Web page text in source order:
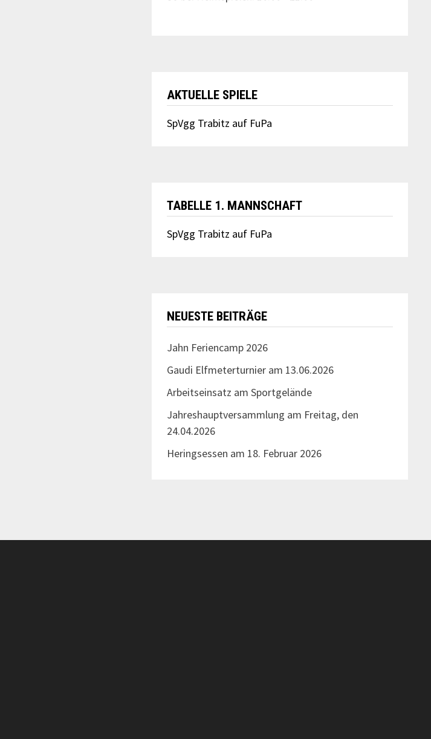
AKTUELLE SPIELE
SpVgg Trabitz auf FuPa
TABELLE 1. MANNSCHAFT
SpVgg Trabitz auf FuPa
NEUESTE BEITRÄGE
Jahn Feriencamp 2026
Gaudi Elfmeterturnier am 13.06.2026
Arbeitseinsatz am Sportgelände
Jahreshauptversammlung am Freitag, den
24.04.2026
Heringsessen am 18. Februar 2026